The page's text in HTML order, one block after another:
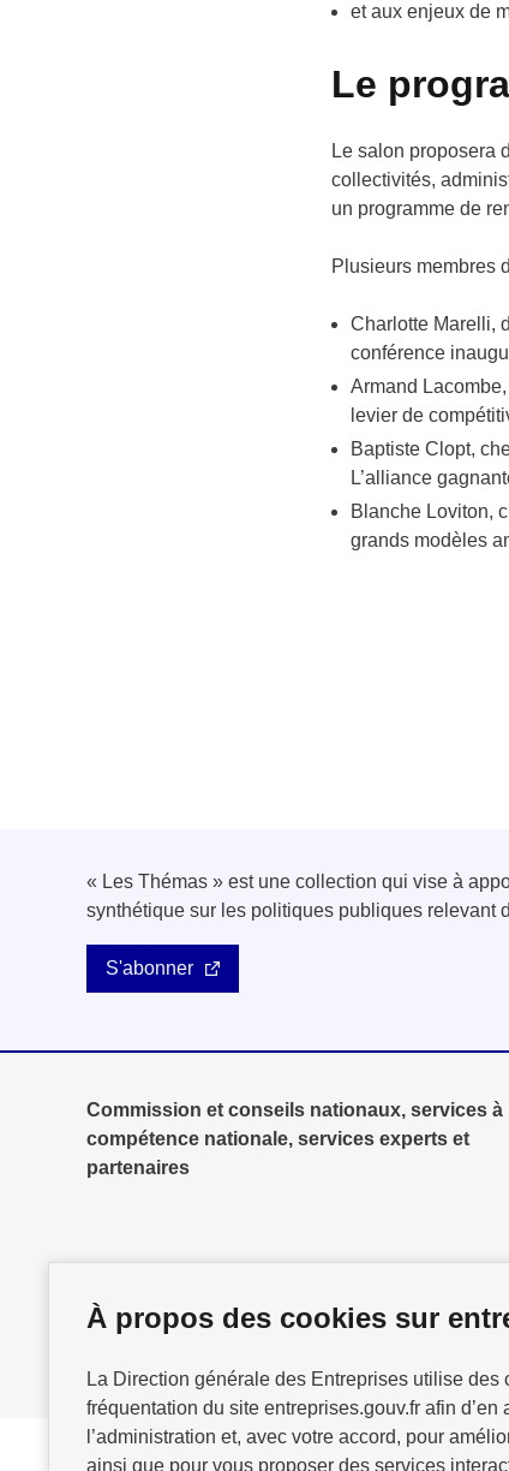
À propos des cookies sur
La Direction générale des Entreprises utilise des
fréquentation du site entreprises.gouv.fr afin
l’administration et, avec votre accord, pour
ainsi que pour vous proposer des services
et aux enjeux de
Le
Le salon proposera
collectivités,
un programme de
Plusieurs membres
Charlotte Marelli,
conférence
Armand
levier de
Baptiste Clopt, c
L’alliance
Blanche Loviton,
grands modèles
« Les Thémas » est une collection qui vise à
synthétique sur les politiques publiques relevant
S'abonner
Commission et conseils nationaux, services à
compétence nationale, services experts et
partenaires